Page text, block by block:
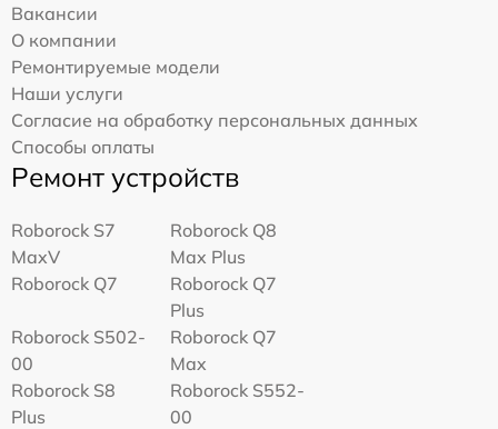
Вакансии
О компании
Ремонтируемые модели
Наши услуги
Согласие на обработку персональных данных
Способы оплаты
Ремонт устройств
Roborock S7
MaxV
Roborock Q8
Max Plus
Roborock Q7
Roborock Q7
Plus
Roborock S502-
00
Roborock Q7
Max
Roborock S8
Plus
Roborock S552-
00